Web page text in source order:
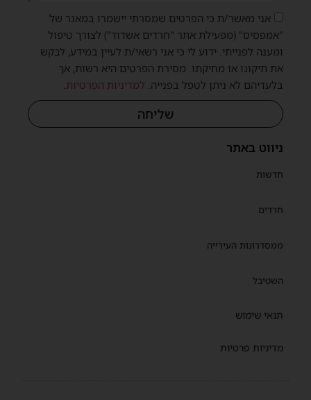
ניווט באתר
חדשות
חרדים
ממסדרונות העירייה
השטיבל
תנאי שימוש
מדיניות פרטיות
אני מאשר/ת כי הפרטים שמסרתי יישמרו במאגר של
"אמפסיס" (מפעילת אתר "חרדים אשדוד") לצורך טיפול
ומענה לפנייתי. ידוע לי כי אני רשאי/ת לעיין במידע, לבקש
את תיקונו או מחיקתו. מסירת הפרטים היא רשות, אך
בלעדיהם לא ניתן לטפל בפנייה. למדיניות הפרטיות
שליחה